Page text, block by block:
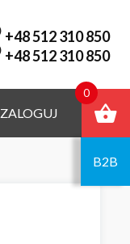
+48 512 310 850
+48 512 310 850
ZALOGUJ
B2B
0